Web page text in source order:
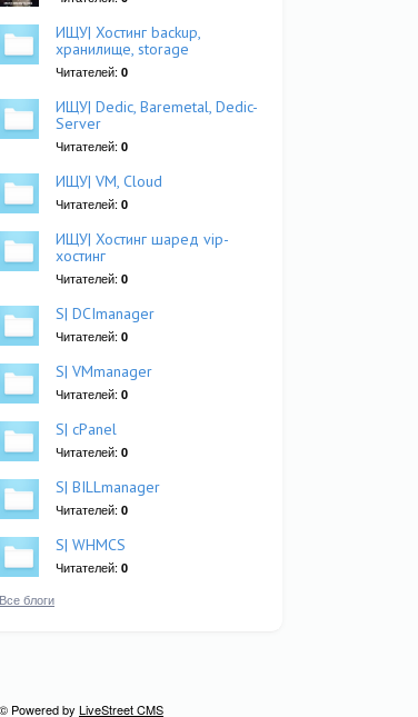
ИЩУ| Хостинг backup,
хранилище, storage
Читателей: 0
ИЩУ| Dedic, Baremetal, Dedic-
Server
Читателей: 0
ИЩУ| VM, Cloud
Читателей: 0
ИЩУ| Хостинг шаред vip-
хостинг
Читателей: 0
S| DCImanager
Читателей: 0
S| VMmanager
Читателей: 0
S| cPanel
Читателей: 0
S| BILLmanager
Читателей: 0
S| WHMCS
Читателей: 0
Все блоги
© Powered by LiveStreet CMS